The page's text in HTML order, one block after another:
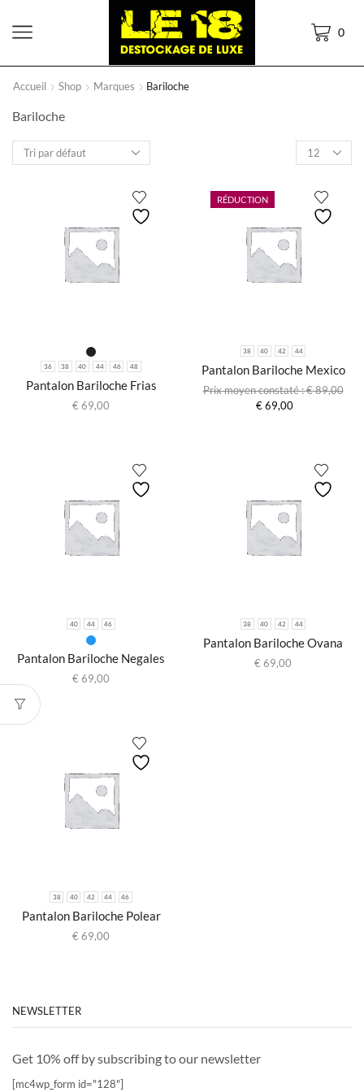
0
Accueil Shop Marques Bariloche
Bariloche
Products
per
36 38 40 44 46 48
Pantalon Bariloche Frias
€ 69,00
RÉDUCTION
38 40 42 44
Pantalon Bariloche Mexico
€89,00
Le
€69,00Le
€ 69,00.
40 44 46
Pantalon Bariloche Negales
€ 69,00
38 40 42 44
Pantalon Bariloche Ovana
€ 69,00
38 40 42 44 46
Pantalon Bariloche Polear
€ 69,00
NEWSLETTER
Get 10% off by subscribing to our newsletter
[mc4wp_form id="128"]